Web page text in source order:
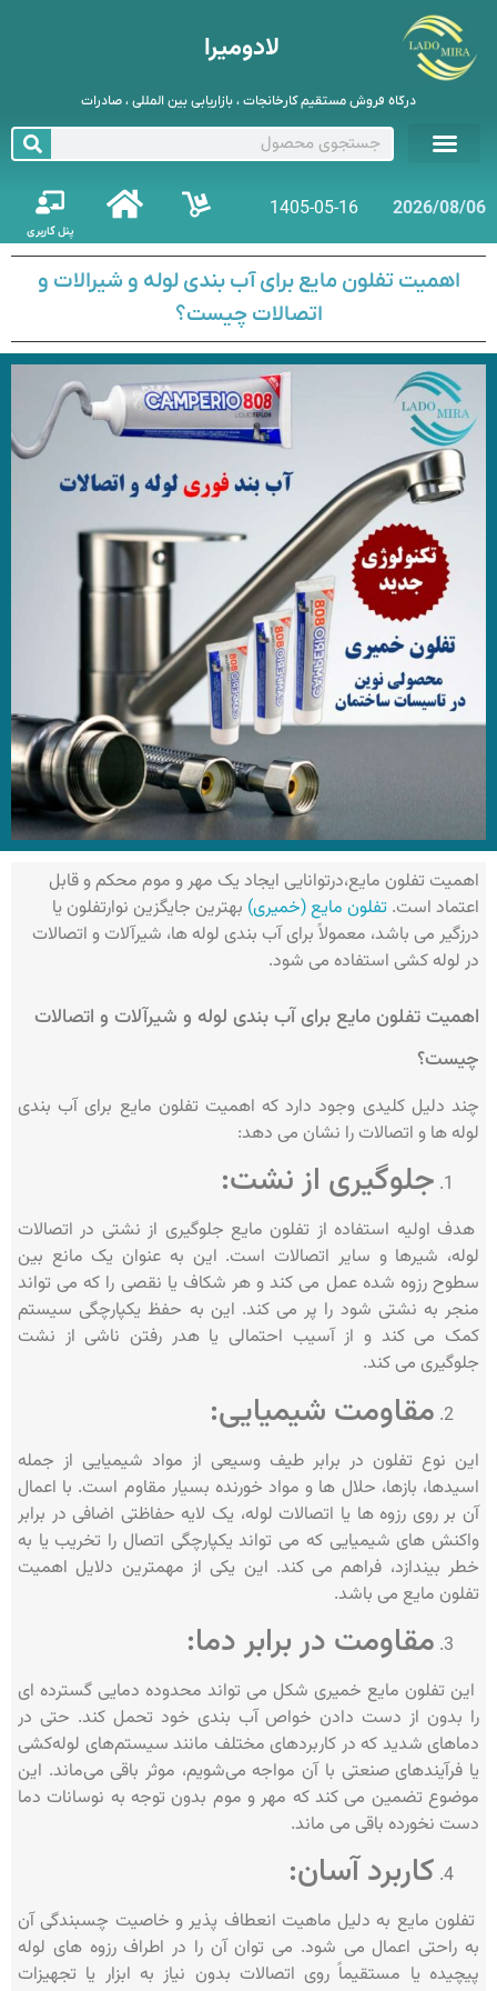
لادومیرا
درگاه فروش مستقیم کارخانجات ، بازاریابی بین المللی ، صادرات
2026/08/06
1405-05-16
پنل کاربری
اهمیت تفلون مایع برای آب بندی لوله و شیرالات و
اتصالات چیست؟
اهمیت تفلون مایع،درتوانایی ایجاد یک مهر و موم محکم و قابل
اعتماد است. تفلون مایع (خمیری) بهترین جایگزین نوارتفلون یا
درزگیر می باشد، معمولاً برای آب بندی لوله ها، شیرآلات و اتصالات
در لوله کشی استفاده می شود.
اهمیت تفلون مایع برای آب بندی لوله و شیرآلات و اتصالات
چیست؟
چند دلیل کلیدی وجود دارد که اهمیت تفلون مایع برای آب بندی
لوله ها و اتصالات را نشان می دهد:
جلوگیری از نشت:
هدف اولیه استفاده از تفلون مایع جلوگیری از نشتی در اتصالات
لوله، شیرها و سایر اتصالات است. این به عنوان یک مانع بین
سطوح رزوه شده عمل می کند و هر شکاف یا نقصی را که می تواند
منجر به نشتی شود را پر می کند. این به حفظ یکپارچگی سیستم
کمک می کند و از آسیب احتمالی یا هدر رفتن ناشی از نشت
جلوگیری می کند.
مقاومت شیمیایی:
این نوع تفلون در برابر طیف وسیعی از مواد شیمیایی از جمله
اسیدها، بازها، حلال ها و مواد خورنده بسیار مقاوم است. با اعمال
آن بر روی رزوه ها یا اتصالات لوله، یک لایه حفاظتی اضافی در برابر
واکنش های شیمیایی که می تواند یکپارچگی اتصال را تخریب یا به
خطر بیندازد، فراهم می کند. این یکی از مهمترین دلایل اهمیت
تفلون مایع می باشد.
مقاومت در برابر دما:
این تفلون مایع خمیری شکل می تواند محدوده دمایی گسترده ای
را بدون از دست دادن خواص آب بندی خود تحمل کند. حتی در
دماهای شدید که در کاربردهای مختلف مانند سیستم‌های لوله‌کشی
یا فرآیندهای صنعتی با آن مواجه می‌شویم، موثر باقی می‌ماند. این
موضوع تضمین می کند که مهر و موم بدون توجه به نوسانات دما
دست نخورده باقی می ماند.
کاربرد آسان:
تفلون مایع به دلیل ماهیت انعطاف پذیر و خاصیت چسبندگی آن
به راحتی اعمال می شود. می توان آن را در اطراف رزوه های لوله
پیچیده یا مستقیماً روی اتصالات بدون نیاز به ابزار یا تجهیزات